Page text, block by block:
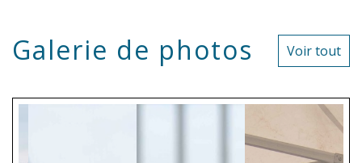
Galerie de photos Voir tout